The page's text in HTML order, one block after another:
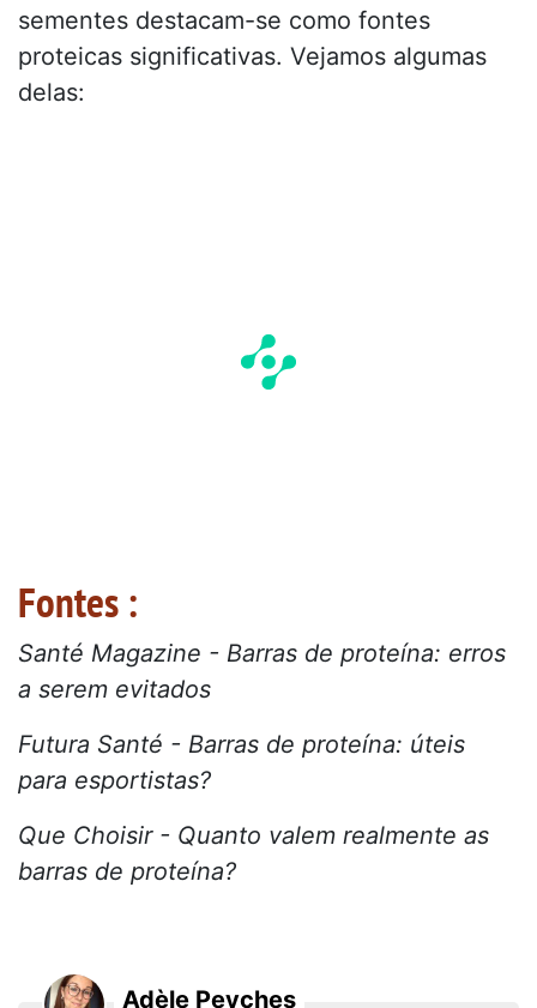
sementes destacam-se como fontes
proteicas significativas. Vejamos algumas
delas:​
Fontes :
Santé Magazine - Barras de proteína: erros
a serem evitados
Futura Santé - Barras de proteína: úteis
para esportistas?
Que Choisir - Quanto valem realmente as
barras de proteína?
Adèle Peyches